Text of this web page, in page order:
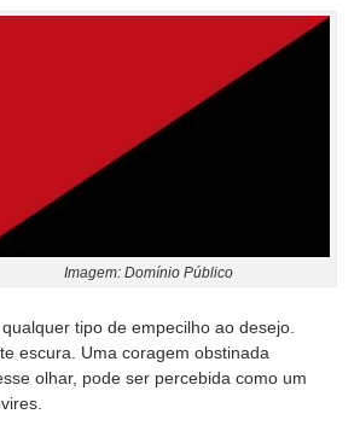
Imagem: Domínio Público
tipo de empecilho ao desejo.
escura. Uma coragem obstinada
olhar, pode ser percebida como um